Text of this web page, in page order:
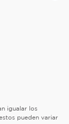
igualar los
pueden variar